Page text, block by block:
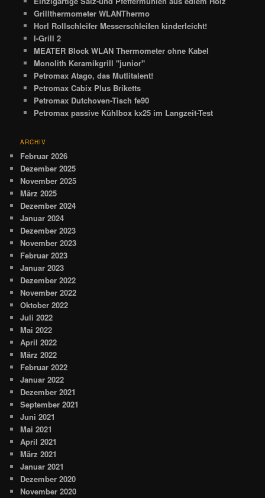
Grillthermometer WLANThermo
Horl Rollschleifer Messerschleifen kinderleicht!
I-Grill 2
MEATER Block WLAN Thermometer ohne Kabel
Monolith Keramikgrill "junior"
Petromax Atago, das Mutlitalent!
Petromax Cabix Plus Briketts
Petromax Dutchoven-Tisch fe90
Petromax passive Kühlbox kx25 im Langzeit-Test
ARCHIV
Februar 2026
Dezember 2025
November 2025
März 2025
Dezember 2024
Januar 2024
Dezember 2023
November 2023
Februar 2023
Januar 2023
Dezember 2022
November 2022
Oktober 2022
Juli 2022
Mai 2022
April 2022
März 2022
Februar 2022
Januar 2022
Dezember 2021
September 2021
Juni 2021
Mai 2021
April 2021
März 2021
Januar 2021
Dezember 2020
November 2020